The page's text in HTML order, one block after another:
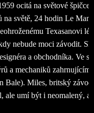
ocitá na světové
světě, 24 hodin Le
Texasanovi
nebude moci závodit.
a obchodníka. Ve
a mechaniků zahrnujícím
Bale). Miles, britský
ale umí být i neomalený,